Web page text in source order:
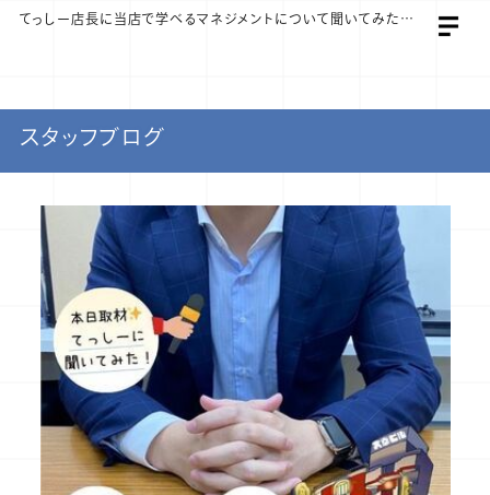
てっしー店長に当店で学べるマネジメントについて聞いてみた👂 | 【公式】梅田ゴールデン倶楽部 スタッフ求人サイト
スタッフブログ